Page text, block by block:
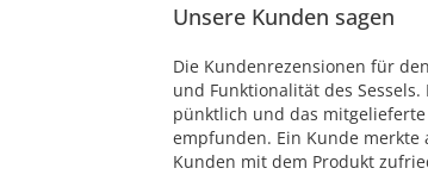
Unsere Kunden sagen
Die Kundenrezensionen für
und Funktionalität des
pünktlich und das
empfunden. Ein Kunde merkte
Kunden mit dem Produkt